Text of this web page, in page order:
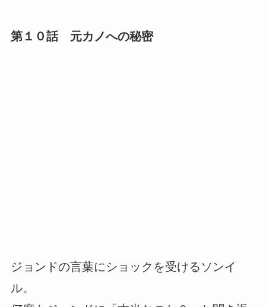
第１０話 元カノへの秘密
ジョンドの言葉にショックを受けるソンイ
ル。